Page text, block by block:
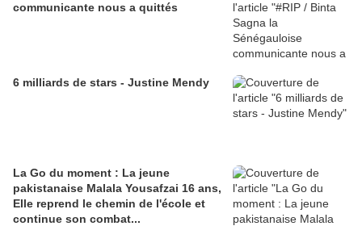
communicante nous a quittés
6 milliards de stars - Justine Mendy
La Go du moment : La jeune
pakistanaise Malala Yousafzai 16 ans,
Elle reprend le chemin de l'école et
continue son combat...